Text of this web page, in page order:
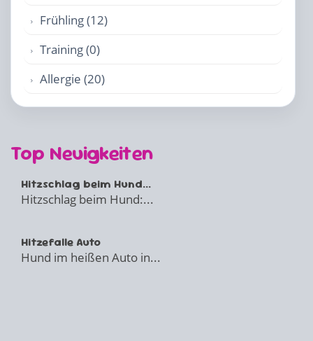
Frühling (12)
Training (0)
Allergie (20)
Top Neuigkeiten
Hitzschlag beim Hund...
Hitzschlag beim Hund:...
Hitzefalle Auto
Hund im heißen Auto in...